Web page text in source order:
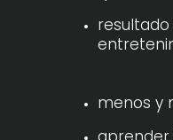
resultado
menos y